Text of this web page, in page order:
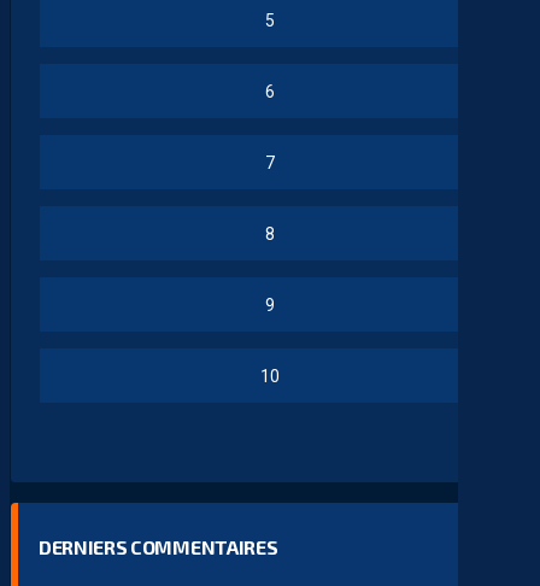
5
6
7
8
9
10
DERNIERS COMMENTAIRES